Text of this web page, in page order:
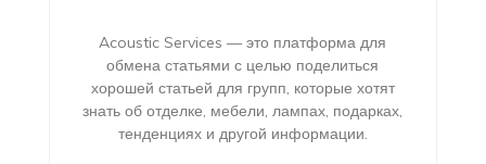
Acoustic Services — это платформа для
обмена статьями с целью поделиться
хорошей статьей для групп, которые хотят
знать об отделке, мебели, лампах, подарках,
тенденциях и другой информации.